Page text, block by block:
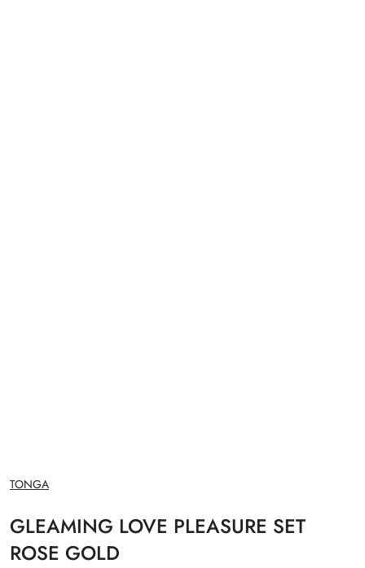
NAZWA
PRODUCENTA:
TONGA
GLEAMING LOVE PLEASURE SET
ROSE GOLD